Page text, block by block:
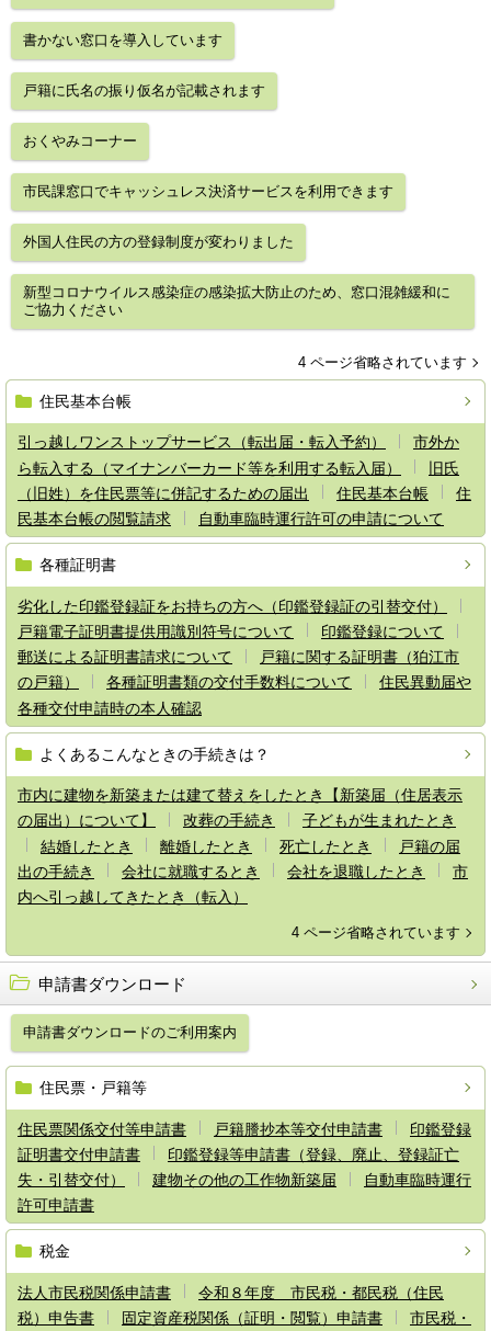
書かない窓口を導入しています
戸籍に氏名の振り仮名が記載されます
おくやみコーナー
市民課窓口でキャッシュレス決済サービスを利用できます
外国人住民の方の登録制度が変わりました
新型コロナウイルス感染症の感染拡大防止のため、窓口混雑緩和に
ご協力ください
4 ページ省略されています
住民基本台帳
引っ越しワンストップサービス（転出届・転入予約）
市外か
ら転入する（マイナンバーカード等を利用する転入届）
旧氏
（旧姓）を住民票等に併記するための届出
住民基本台帳
住
民基本台帳の閲覧請求
自動車臨時運行許可の申請について
各種証明書
劣化した印鑑登録証をお持ちの方へ（印鑑登録証の引替交付）
戸籍電子証明書提供用識別符号について
印鑑登録について
郵送による証明書請求について
戸籍に関する証明書（狛江市
の戸籍）
各種証明書類の交付手数料について
住民異動届や
各種交付申請時の本人確認
よくあるこんなときの手続きは？
市内に建物を新築または建て替えをしたとき【新築届（住居表示
の届出）について】
改葬の手続き
子どもが生まれたとき
結婚したとき
離婚したとき 死亡したとき
戸籍の届
出の手続き
会社に就職するとき 会社を退職したとき
市
内へ引っ越してきたとき（転入）
4 ページ省略されています
申請書ダウンロード
申請書ダウンロードのご利用案内
住民票・戸籍等
住民票関係交付等申請書 戸籍謄抄本等交付申請書
印鑑登録
証明書交付申請書
印鑑登録等申請書（登録、廃止、登録証亡
失・引替交付）
建物その他の工作物新築届
自動車臨時運行
許可申請書
税金
法人市民税関係申請書
令和８年度 市民税・都民税（住民
税）申告書
固定資産税関係（証明・閲覧）申請書
市民税・